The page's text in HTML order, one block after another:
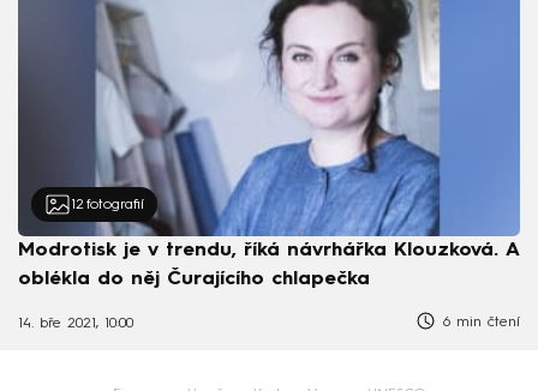
12 fotografií
Modrotisk je v trendu, říká návrhářka Klouzková. A
oblékla do něj Čurajícího chlapečka
14. bře 2021, 10:00 6 min čtení